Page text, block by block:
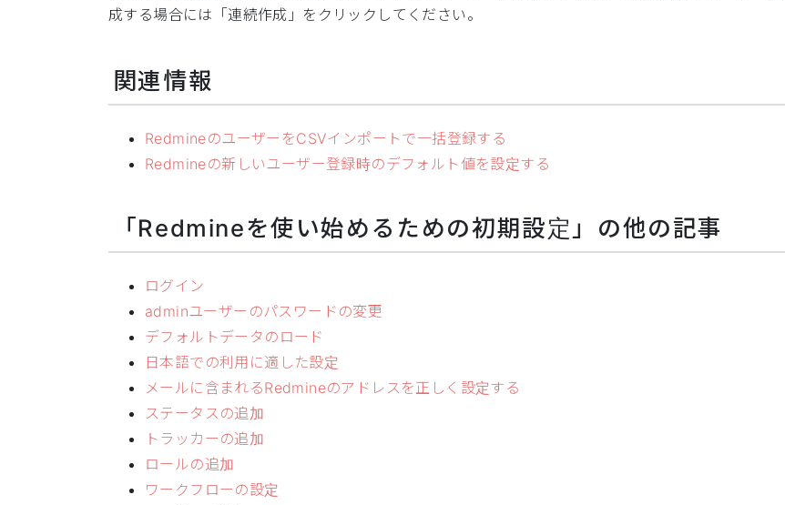
成する場合には「連続作成」をクリックしてください。
関連情報
RedmineのユーザーをCSVインポートで一括登録する
Redmineの新しいユーザー登録時のデフォルト値を設定する
「Redmineを使い始めるための初期設定」の他の記事
ログイン
adminユーザーのパスワードの変更
デフォルトデータのロード
日本語での利用に適した設定
メールに含まれるRedmineのアドレスを正しく設定する
ステータスの追加
トラッカーの追加
ロールの追加
ワークフローの設定